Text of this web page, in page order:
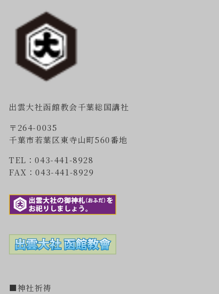
出雲大社函館教会千葉総国講社
〒264-0035
千葉市若葉区東寺山町560番地
TEL：043-441-8928
FAX：043-441-8929
■神社祈祷